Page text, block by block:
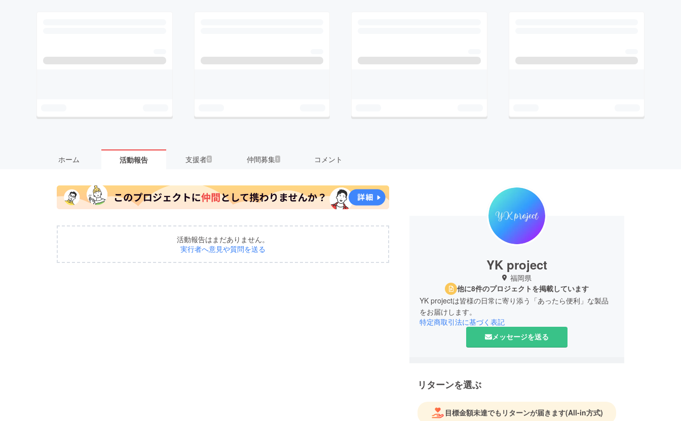
ホーム 活動報告 支援者5 仲間募集 1 コメント
活動報告はまだありません。
実行者へ意見や質問を送る
YK project
福岡県
他に8件のプロジェクトを掲載しています
YK projectは皆様の日常に寄り添う「あったら便利」な製品
をお届けします。
特定商取引法に基づく表記
メッセージを送る
リターンを選ぶ
目標金額未達でもリターンが届きます(All-in方式)